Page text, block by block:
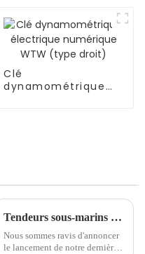
Clé
dynamométrique
Tendeurs sous-marins – Conçus pour la fiabilité et la performance dans les environnements sous-marins exigeants
Nous sommes ravis d'annoncer
le lancement de notre dernière